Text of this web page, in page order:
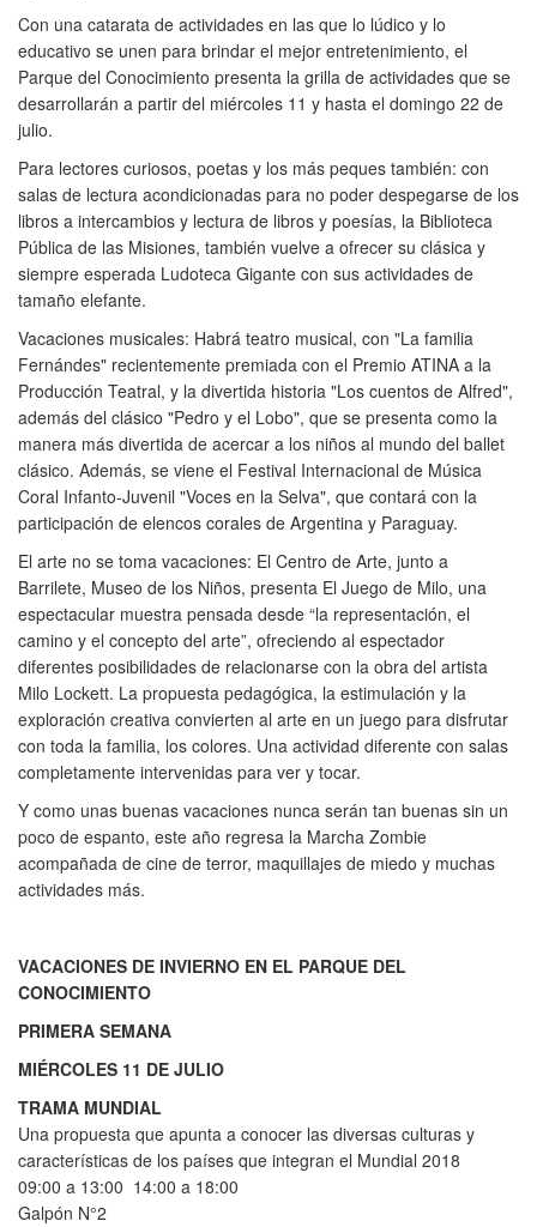
Con una catarata de actividades en las que lo lúdico y lo
educativo se unen para brindar el mejor entretenimiento, el
Parque del Conocimiento presenta la grilla de actividades que se
desarrollarán a partir del miércoles 11 y hasta el domingo 22 de
julio.
Para lectores curiosos, poetas y los más peques también: con
salas de lectura acondicionadas para no poder despegarse de los
libros a intercambios y lectura de libros y poesías, la Biblioteca
Pública de las Misiones, también vuelve a ofrecer su clásica y
siempre esperada Ludoteca Gigante con sus actividades de
tamaño elefante.
Vacaciones musicales: Habrá teatro musical, con "La familia
Fernándes" recientemente premiada con el Premio ATINA a la
Producción Teatral, y la divertida historia "Los cuentos de Alfred",
además del clásico "Pedro y el Lobo", que se presenta como la
manera más divertida de acercar a los niños al mundo del ballet
clásico. Además, se viene el Festival Internacional de Música
Coral Infanto-Juvenil "Voces en la Selva", que contará con la
participación de elencos corales de Argentina y Paraguay.
El arte no se toma vacaciones: El Centro de Arte, junto a
Barrilete, Museo de los Niños, presenta El Juego de Milo, una
espectacular muestra pensada desde “la representación, el
camino y el concepto del arte”, ofreciendo al espectador
diferentes posibilidades de relacionarse con la obra del artista
Milo Lockett. La propuesta pedagógica, la estimulación y la
exploración creativa convierten al arte en un juego para disfrutar
con toda la familia, los colores. Una actividad diferente con salas
completamente intervenidas para ver y tocar.
Y como unas buenas vacaciones nunca serán tan buenas sin un
poco de espanto, este año regresa la Marcha Zombie
acompañada de cine de terror, maquillajes de miedo y muchas
actividades más.
VACACIONES DE INVIERNO EN EL PARQUE DEL
CONOCIMIENTO
PRIMERA SEMANA
MIÉRCOLES 11 DE JULIO
TRAMA MUNDIAL
Una propuesta que apunta a conocer las diversas culturas y
características de los países que integran el Mundial 2018
09:00 a 13:00 14:00 a 18:00
Galpón N°2